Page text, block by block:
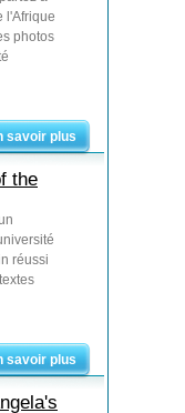
l'Afrique
photos
savoir plus
the
réussi
savoir plus